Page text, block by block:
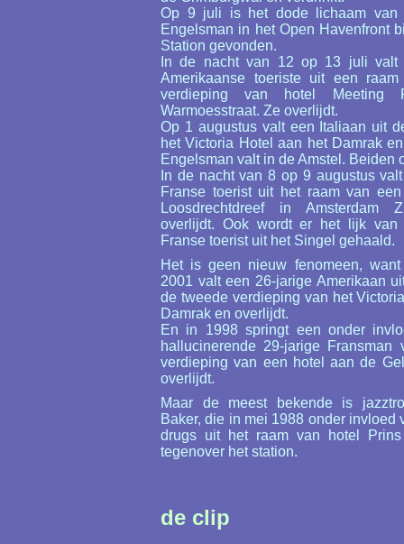
Op 9 juli is het dode lichaam van
Engelsman in het Open Havenfront
Station gevonden.
In de nacht van 12 op 13 juli valt
Amerikaanse toeriste uit een
verdieping van hotel
Warmoesstraat. Ze overlijdt.
Op 1 augustus valt een Italiaan uit
het Victoria Hotel aan het Damrak
Engelsman valt in de Amstel. Beiden
In de nacht van 8 op 9 augustus
Franse toerist uit het raam van
Loosdrechtdreef in Amsterdam
overlijdt. Ook wordt er het lijk van
Franse toerist uit het Singel gehaald.
Het is geen nieuw fenomeen,
2001 valt een 26-jarige Amerikaan
de tweede verdieping van het
Damrak en overlijdt.
En in 1998 springt een onder
hallucinerende 29-jarige Fransman
verdieping van een hotel aan de
overlijdt.
Maar de meest bekende is
Baker, die in mei 1988 onder invloed
drugs uit het raam van hotel
tegenover het station.
de clip